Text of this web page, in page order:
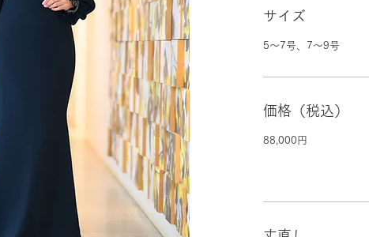
サイズ
5～7号、7〜9号
価格（税込）
88,000円